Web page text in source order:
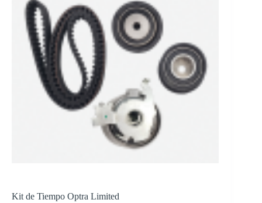
Kit de Tiempo Optra Limited